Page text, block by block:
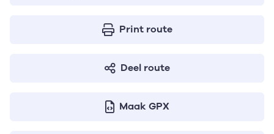
Print route
Deel route
Maak GPX